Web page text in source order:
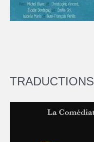
TRADUCTIONS